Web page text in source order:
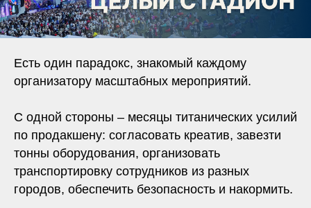
Есть один парадокс, знакомый каждому
организатору масштабных мероприятий.
С одной стороны – месяцы титанических усилий
по продакшену: согласовать креатив, завезти
тонны оборудования, организовать
транспортировку сотрудников из разных
городов, обеспечить безопасность и накормить.